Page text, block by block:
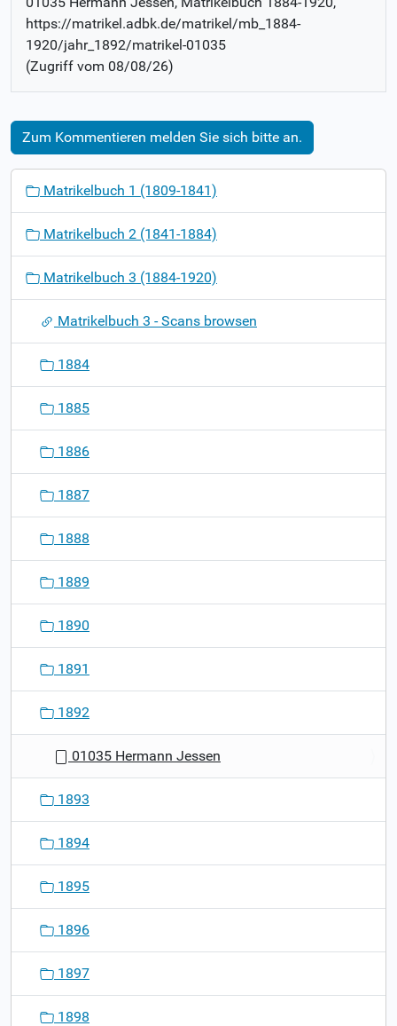
https://matrikel.adbk.de/matrikel/mb_1884-
1920/jahr_1892/matrikel-01035
(Zugriff vom 08/08/26)
Zum Kommentieren melden Sie sich bitte an.
o
Matrikelbuch 1 (1809-1841)
Matrikelbuch 2 (1841-1884)
Matrikelbuch 3 (1884-1920)
Matrikelbuch 3 - Scans browsen
1884
1885
1886
1887
1888
1889
1890
1891
1892
01035 Hermann Jessen
1893
1894
1895
1896
1897
1898